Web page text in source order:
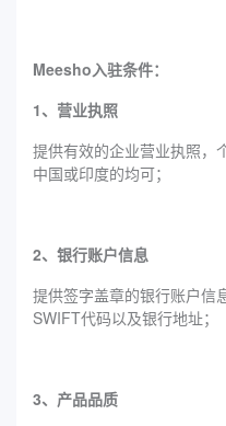
Meesho入驻条件：
1、营业执照
提供有效的企业营业执照，
中国或印度的均可；
2、银行账户信息
提供签字盖章的银行账户信
SWIFT代码以及银行地址；
3、产品品质